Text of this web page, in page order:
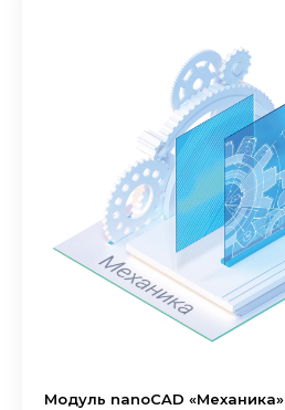
Модуль nanoCAD «Механика»